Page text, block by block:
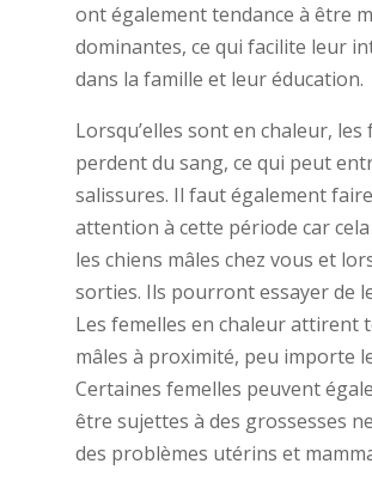
ont également tendance à être
dominantes, ce qui facilite leur
dans la famille et leur éducation.
Lorsqu’elles sont en chaleur, les
perdent du sang, ce qui peut
salissures. Il faut également faire
attention à cette période car
les chiens mâles chez vous et
sorties. Ils pourront essayer de
Les femelles en chaleur attirent
mâles à proximité, peu importe
Certaines femelles peuvent
être sujettes à des grossesses
des problèmes utérins et